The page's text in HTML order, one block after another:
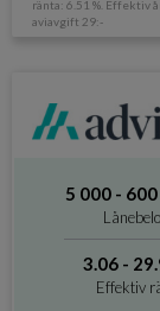
ränta: 6.51 %. Effektiv
aviavgift 29:-
Utan UC
Direktutbetalning
Krav och
5 000 -
3.06 -
Effektiv